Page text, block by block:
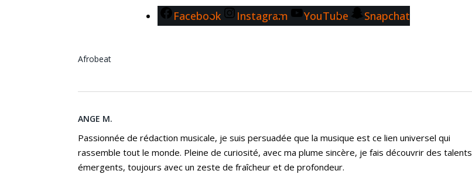
Facebook Instagram YouTube Snapchat
Afrobeat
ANGE M.
Passionnée de rédaction musicale, je suis persuadée que la musique est ce lien universel qui
rassemble tout le monde. Pleine de curiosité, avec ma plume sincère, je fais découvrir des talents
émergents, toujours avec un zeste de fraîcheur et de profondeur.